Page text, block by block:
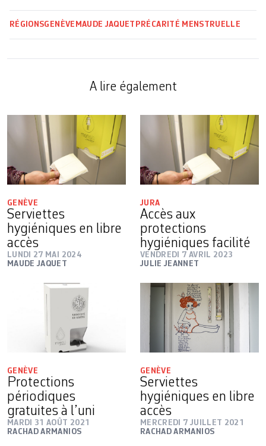
RÉGIONSGENÈVE MAUDE JAQUET PRÉCARITÉ MENSTRUELLE
A lire également
GENÈVE
Serviettes
hygiéniques en libre
accès
LUNDI 27 MAI 2024
MAUDE JAQUET
JURA
Accès aux
protections
hygiéniques facilité
VENDREDI 7 AVRIL 2023
JULIE JEANNET
GENÈVE
Protections
périodiques
gratuites à l’uni
MARDI 31 AOÛT 2021
RACHAD ARMANIOS
GENÈVE
Serviettes
hygiéniques en libre
accès
MERCREDI 7 JUILLET 2021
RACHAD ARMANIOS